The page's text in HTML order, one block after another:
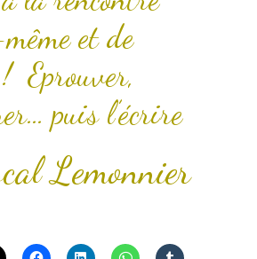
et de
Eprouver,
puis l’écrire
Lemonnier